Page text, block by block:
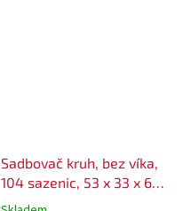
Sadbovač kruh, bez víka,
104 sazenic, 53 x 33 x 6
cm